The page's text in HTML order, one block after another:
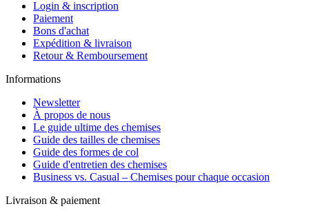
Login & inscription
Paiement
Bons d'achat
Expédition & livraison
Retour & Remboursement
Informations
Newsletter
À propos de nous
Le guide ultime des chemises
Guide des tailles de chemises
Guide des formes de col
Guide d'entretien des chemises
Business vs. Casual – Chemises pour chaque occasion
Livraison & paiement